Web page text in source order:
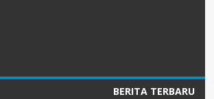
BERITA TERBARU